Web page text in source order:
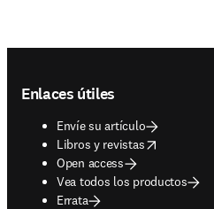
Enlaces útiles
Envíe su artículo
Libros y revistas
opens in new tab/window
Open access
Vea todos los productos
Errata